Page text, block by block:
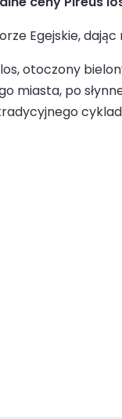
Egejskie,
otoczony
miasta, po